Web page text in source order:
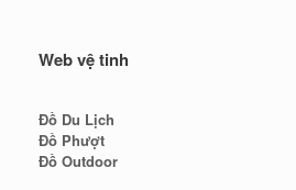
Web vệ tinh
Đồ Du Lịch
Đồ Phượt
Đồ Outdoor